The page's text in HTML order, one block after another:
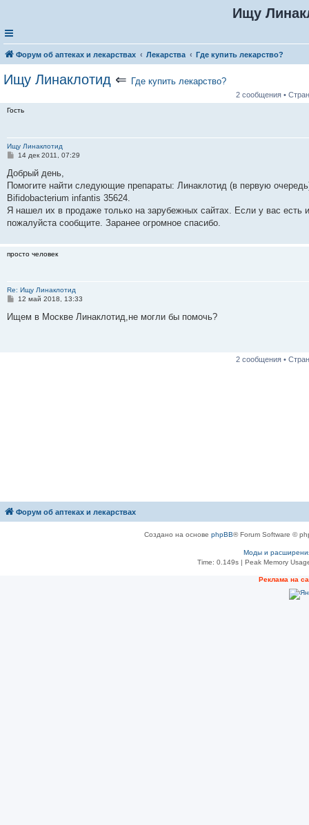
Ищу
Форум об аптеках и лекарствах Лекарства Где купить лекарство?
Ищу Линаклотид ⇐ Где купить лекарство?
2 сообщения •
Гость
Ищу Линаклотид
С
о
щ
е
и
е
14 дек 2011, 07:29
Добрый день,
Помогите найти следующие препараты: Линаклотид (в первую
Bifidobacterium infantis 35624.
Я нашел их в продаже только на зарубежных сайтах. Если у вас есть
пожалуйста сообщите. Заранее огромное спасибо.
просто человек
Re: Ищу Линаклотид
С
о
12 май 2018, 13:33
Ищем в Москве Линаклотид,не могли бы помочь?
2 сообщения •
Форум об аптеках и лекарствах
Создано на основе phpBB® Forum Software ©
Моды и
Time: 0.149s| Peak Memory
Рeклама на